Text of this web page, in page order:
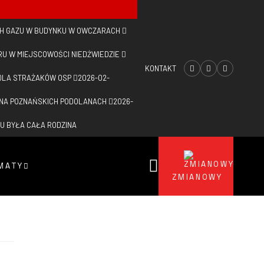
GAZU W BUDYNKU W OWCZARACH
W MIEJSCOWOŚCI NIEDŹWIEDZIE
STRAŻAKÓW OSP 2026-02-
POZNAŃSKICH PODOLANACH 2026-
BYŁA CAŁA RODZINA
KONTAKT
ZMIANOWY